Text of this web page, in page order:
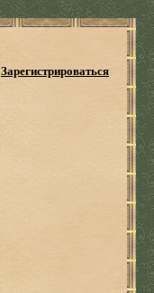
Зарегистрироваться